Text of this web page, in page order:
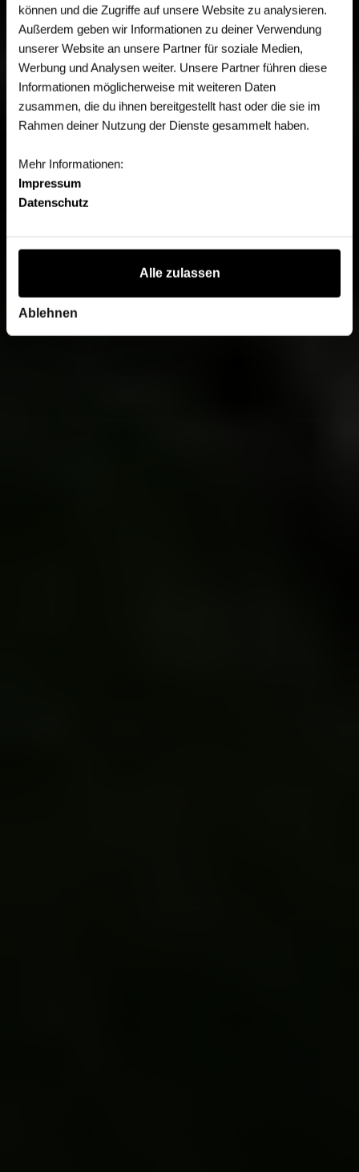
können und die Zugriffe auf unsere Website zu analysieren.
Außerdem geben wir Informationen zu deiner Verwendung
unserer Website an unsere Partner für soziale Medien,
Werbung und Analysen weiter. Unsere Partner führen diese
Informationen möglicherweise mit weiteren Daten
zusammen, die du ihnen bereitgestellt hast oder die sie im
Rahmen deiner Nutzung der Dienste gesammelt haben.
Mehr Informationen:
Impressum
Datenschutz
Alle zulassen
Ablehnen